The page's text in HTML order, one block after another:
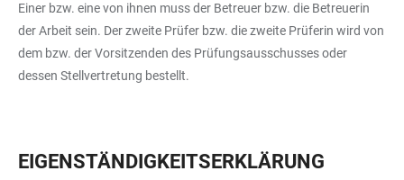
Einer bzw. eine von ihnen muss der Betreuer bzw. die Betreuerin
der Arbeit sein. Der zweite Prüfer bzw. die zweite Prüferin wird von
dem bzw. der Vorsitzenden des Prüfungsausschusses oder
dessen Stellvertretung bestellt.
EIGENSTÄNDIGKEITSERKLÄRUNG